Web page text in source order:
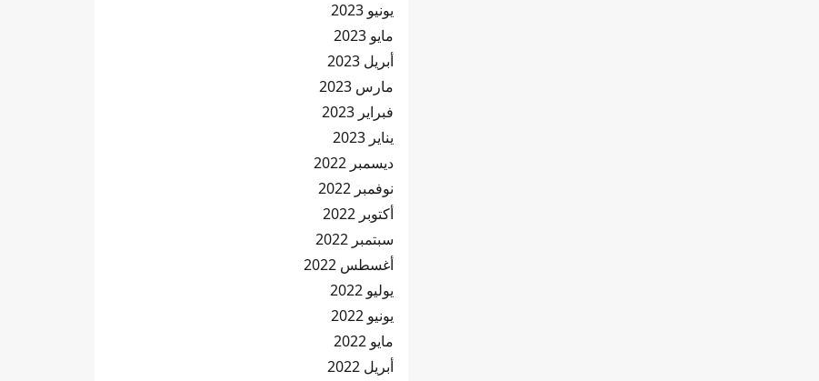
يونيو 2023
مايو 2023
أبريل 2023
مارس 2023
فبراير 2023
يناير 2023
ديسمبر 2022
نوفمبر 2022
أكتوبر 2022
سبتمبر 2022
أغسطس 2022
يوليو 2022
يونيو 2022
مايو 2022
أبريل 2022